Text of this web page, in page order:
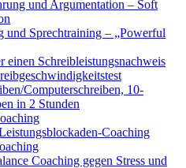
und Argumentation – Soft
und Sprechtraining – „Powerful
einen Schreibleistungsnachweis
Computerschreiben, 10-
in 2 Stunden
Coaching
Coaching gegen Stress und